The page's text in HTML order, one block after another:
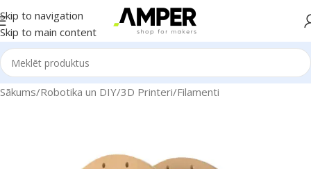
Skip to navigation
Skip to main content
Sākums/Robotika un DIY/3D Printeri/Filamenti